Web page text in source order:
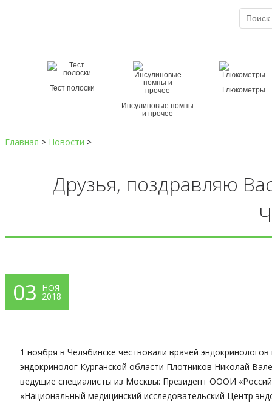
Тест полоски
Инсулиновые помпы
и прочее
Глюкометры
Главная > Новости >
Друзья, поздравляю
03 НОЯ
2018
1 ноября в Челябинске чествовали врачей
эндокринолог Курганской области Плотников Николай
ведущие специалисты из Москвы: Президент ОООИ
«Национальный медицинский исследовательский Центр